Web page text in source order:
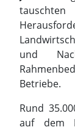
Rund
auf dem
bedanken
Interesse
Der Tag
gezeigt:
ländliche